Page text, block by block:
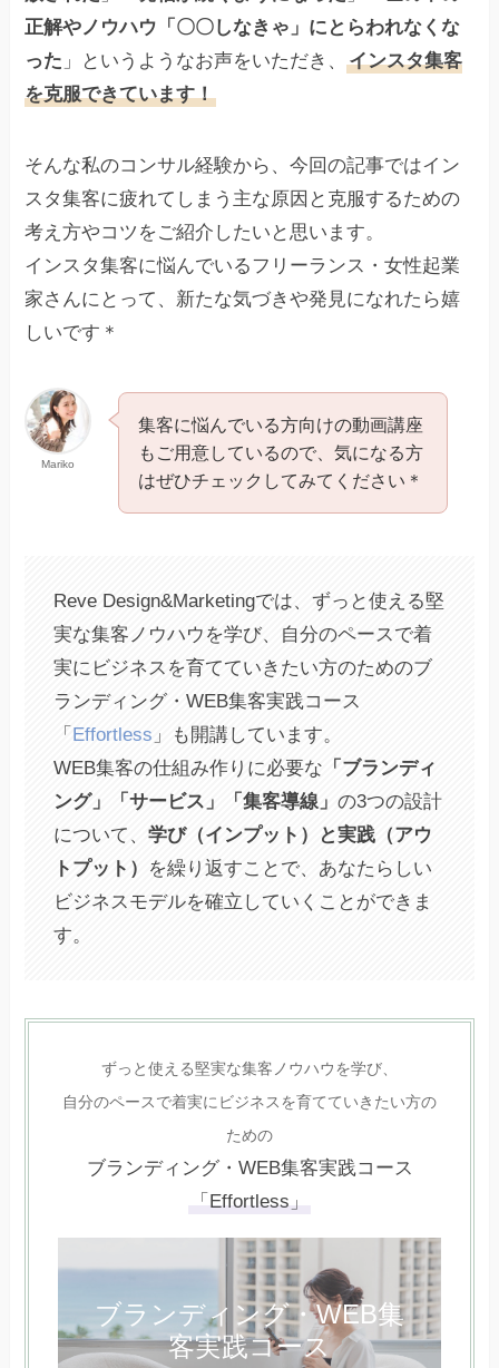
正解やノウハウ「〇〇しなきゃ」にとらわれなくな
った 」というようなお声をいただき、インスタ集客
を克服できています！
そんな私のコンサル経験から、今回の記事ではイン
スタ集客に疲れてしまう主な原因と克服するための
考え方やコツをご紹介したいと思います。
インスタ集客に悩んでいるフリーランス・女性起業
家さんにとって、新たな気づきや発見になれたら嬉
しいです＊
Mariko
集客に悩んでいる方向けの動画講座
もご用意しているので、気になる方
はぜひチェックしてみてください＊
Reve Design&Marketingでは、ずっと使える堅
実な集客ノウハウを学び、自分のペースで着
実にビジネスを育てていきたい方のためのブ
ランディング・WEB集客実践コース
「 Effortless 」も開講しています。
WEB集客の仕組み作りに必要な 「ブランディ
ング」「サービス」「集客導線」 の3つの設計
について、 学び（インプット）と実践（アウ
トプット）
を繰り返すことで、あなたらしい
ビジネスモデルを確立していくことができま
す。
ずっと使える堅実な集客ノウハウを学び、
自分のペースで着実にビジネスを育てていきたい方の
ための
ブランディング・WEB集客実践コース
「Effortless」
ブランディング・WEB集
客実践コース